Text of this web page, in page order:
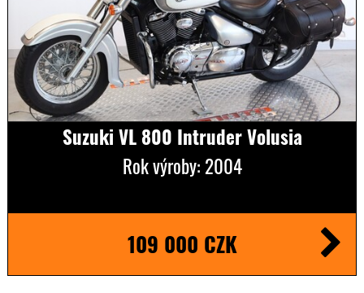
Suzuki VL 800 Intruder Volusia
Rok výroby: 2004
109 000 CZK